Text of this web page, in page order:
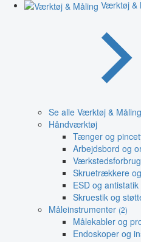
Værktøj &
Se alle Værktøj & Måling
Håndværktøj
Tænger og
Arbejdsbord og
Værkstedsforbrug
Skruetrækkere
ESD og antistatik
Skruestik og
Måleinstrumenter (2)
Målekabler og
Endoskoper og